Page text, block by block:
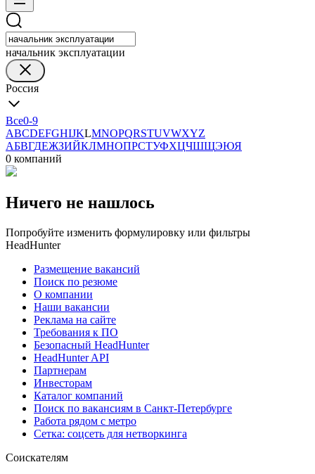
начальник эксплуатации
Россия
Все0-9
ABCDEFGHIJKLMNOPQRSTUVWXYZ
АБВГДЕЖЗИЙКЛМНОПРСТУФХЦЧШЩЭЮЯ
0 компаний
Ничего не нашлось
Попробуйте изменить формулировку или фильтры
HeadHunter
Размещение вакансий
Поиск по резюме
О компании
Наши вакансии
Реклама на сайте
Требования к ПО
Безопасный HeadHunter
HeadHunter API
Партнерам
Инвесторам
Каталог компаний
Поиск по вакансиям в Санкт-Петербурге
Работа рядом с метро
Сетка: соцсеть для нетворкинга
Соискателям